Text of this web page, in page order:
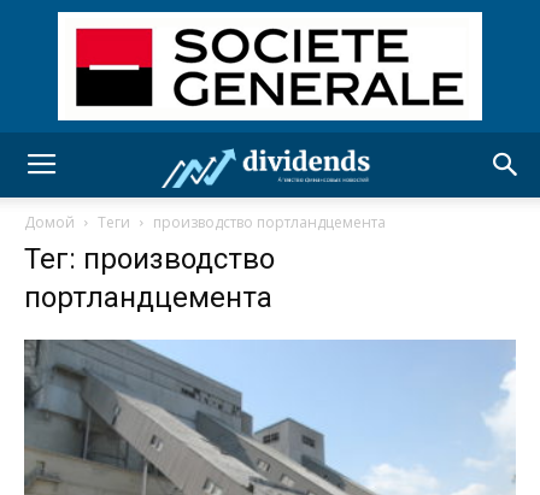
Домой Теги производство портландцемента
Тег: производство
портландцемента